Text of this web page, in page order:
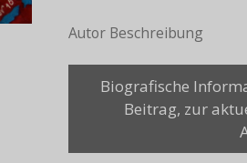
Autor Beschreibung
Biografische
Beitrag, zur